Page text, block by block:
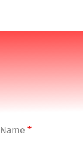
Name*